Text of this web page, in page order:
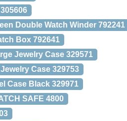
Double Watch Winder 792241
Box 792641
Jewelry Case 329571
Case 329753
Case Black 329971
SAFE 4800